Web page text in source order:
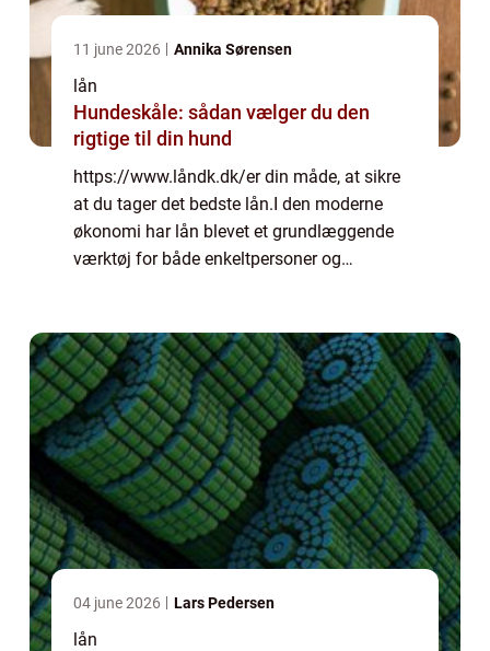
11 june 2026 Annika Sørensen
lån
Hundeskåle: sådan vælger du den
rigtige til din hund
https://www.låndk.dk/er din måde, at sikre
at du tager det bedste lån.I den moderne
økonomi har lån blevet et grundlæggende
værktøj for både enkeltpersoner og
04 june 2026 Lars Pedersen
lån